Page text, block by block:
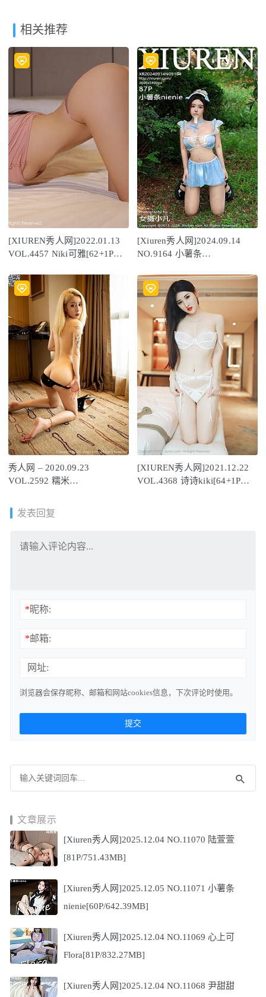
相关推荐
[XIUREN秀人网]2022.01.13
VOL.4457 Niki可雅[62+1P／
[Xiuren秀人网]2024.09.14
NO.9164 小薯条
秀人网 – 2020.09.23
VOL.2592 糯米
[XIUREN秀人网]2021.12.22
VOL.4368 诗诗kiki[64+1P／
发表回复
*昵称:
*邮箱:
网址:
浏览器会保存昵称、邮箱和网站cookies信息，下次评论时使用。
文章展示
[Xiuren秀人网]2025.12.04 NO.11070 陆萱萱
[81P/751.43MB]
[Xiuren秀人网]2025.12.05 NO.11071 小薯条
nienie[60P/642.39MB]
[Xiuren秀人网]2025.12.04 NO.11069 心上可
Flora[81P/832.27MB]
[Xiuren秀人网]2025.12.04 NO.11068 尹甜甜